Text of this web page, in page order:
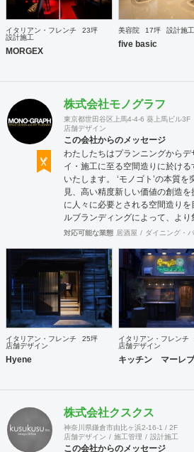
イタリアン・フレンチ
23坪
設計施工
MORGEX
美容院 17坪 設計施工
five basic
株式会社モノグラフ
東京都世田谷区上馬4-4-6 葵上馬ビル3F
店舗デザイン
この会社からのメッセージ
わたしたちはプランニングから
イ・施工に至る空間造りに於け
いたします。 ‘モノゴト’の本質
見、高い精度新しい価値の創造
に人々に必要とされる空間造り
ルブランディングによって、よ
い店舗計画を行います。商品に
りを第一にしています。 お気軽に
対応可能な業態 居酒屋 ダイニング・
イタリアン・フレンチ
25坪
店舗デザイン
Hyene
イタリアン・フレンチ
店舗デザイン
キッチン マーレ
株式会社クスクス
神奈川県鎌倉市由比ヶ浜2-16-1 / 2F
店舗デザイン
施工管理 設計施工
この会社からのメッセージ